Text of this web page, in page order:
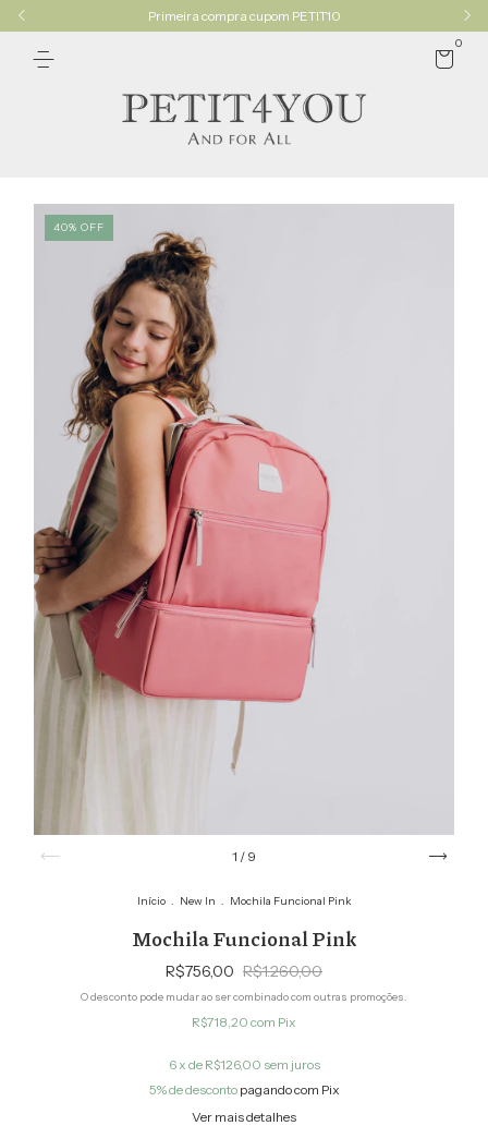
Primeira compra cupom PETIT10
0
40% OFF
1 / 9
Início . New In . Mochila Funcional Pink
Mochila Funcional Pink
R$756,00 R$1.260,00
O desconto pode mudar ao ser combinado com outras promoções.
R$718,20 com Pix
6x de R$126,00 sem juros
5% de descontopagando com Pix
Ver mais detalhes